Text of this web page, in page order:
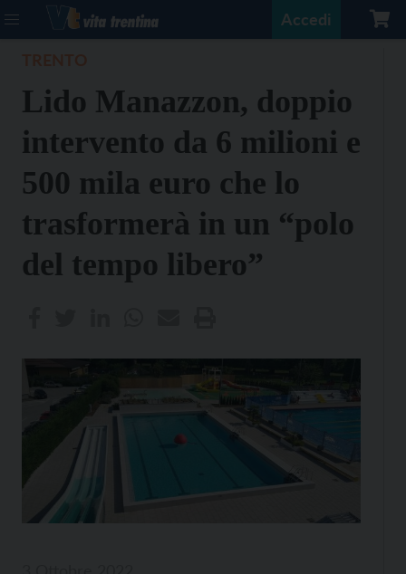
Accedi
Lido Manazzon, doppio
intervento da 6 milioni e
500 mila euro che lo
trasformerà in un “polo
del tempo libero”